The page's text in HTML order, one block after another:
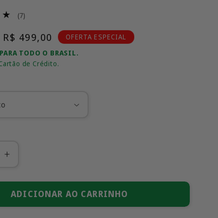
(7)
de
Preço
promocional
R$ 499,00
OFERTA ESPECIAL
TODO O BRASIL.
de Crédito.
Aumentar
quantidade
de
Honda
ADICIONAR AO CARRINHO